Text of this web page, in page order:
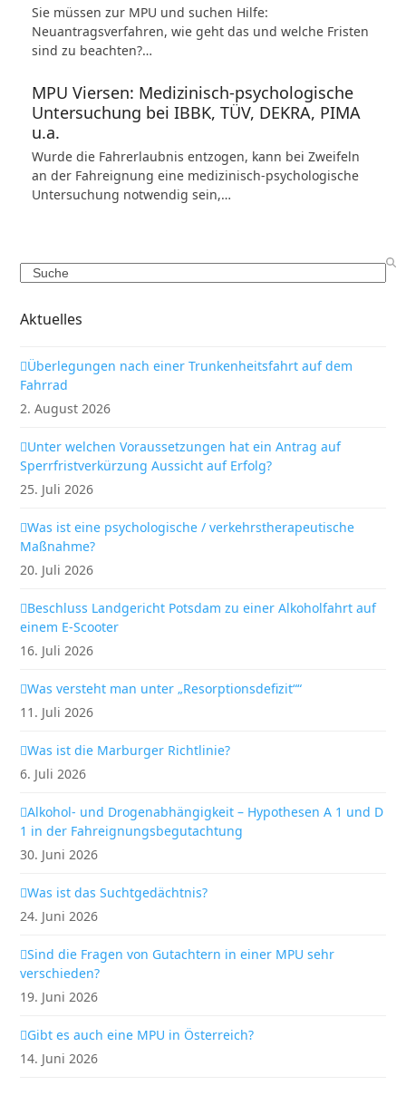
Sie müssen zur MPU und suchen Hilfe:
Neuantragsverfahren, wie geht das und welche Fristen
sind zu beachten?…
MPU Viersen: Medizinisch-psychologische
Untersuchung bei IBBK, TÜV, DEKRA, PIMA
u.a.
Wurde die Fahrerlaubnis entzogen, kann bei Zweifeln
an der Fahreignung eine medizinisch-psychologische
Untersuchung notwendig sein,…
Search
Aktuelles
Überlegungen nach einer Trunkenheitsfahrt auf dem
Fahrrad
2. August 2026
Unter welchen Voraussetzungen hat ein Antrag auf
Sperrfristverkürzung Aussicht auf Erfolg?
25. Juli 2026
Was ist eine psychologische / verkehrstherapeutische
Maßnahme?
20. Juli 2026
Beschluss Landgericht Potsdam zu einer Alkoholfahrt auf
einem E-Scooter
16. Juli 2026
Was versteht man unter „Resorptionsdefizit““
11. Juli 2026
Was ist die Marburger Richtlinie?
6. Juli 2026
Alkohol- und Drogenabhängigkeit – Hypothesen A 1 und D
1 in der Fahreignungsbegutachtung
30. Juni 2026
Was ist das Suchtgedächtnis?
24. Juni 2026
Sind die Fragen von Gutachtern in einer MPU sehr
verschieden?
19. Juni 2026
Gibt es auch eine MPU in Österreich?
14. Juni 2026